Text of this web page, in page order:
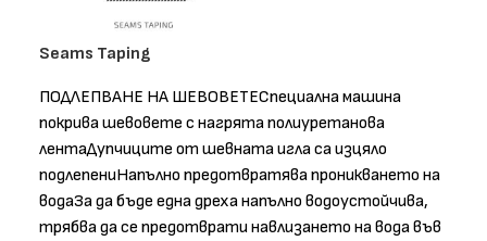
Seams Taping
ПОДЛЕПВАНЕ НА ШЕВОВЕТЕСпециална машина
покрива шевовете с нагрята полиуретанова
лентаДупчиците от шевната игла са изцяло
подлепениНапълно предотвратява проникването на
водаЗа да бъде една дреха напълно водоустойчива,
трябва да се предотврати навлизането на вода във